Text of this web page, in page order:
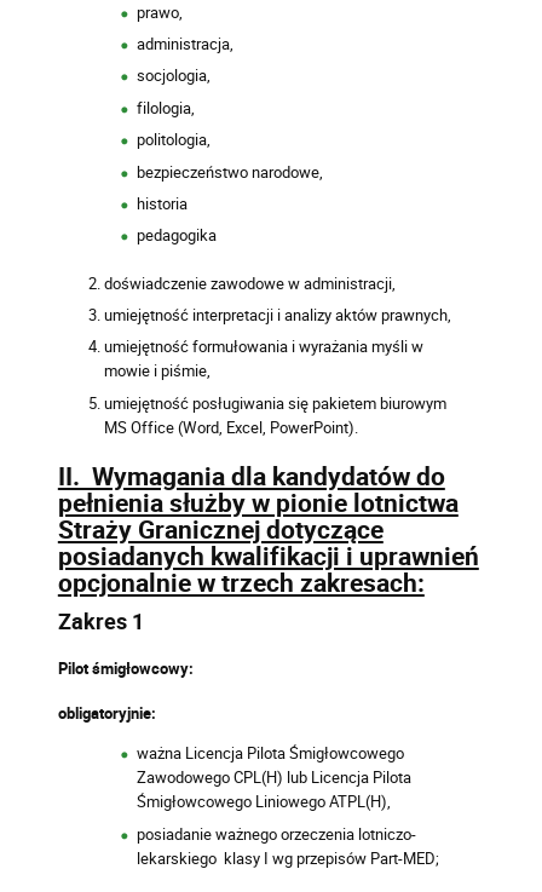
prawo,
administracja,
socjologia,
filologia,
politologia,
bezpieczeństwo narodowe,
historia
pedagogika
doświadczenie zawodowe w administracji,
umiejętność interpretacji i analizy aktów prawnych,
umiejętność formułowania i wyrażania myśli w
mowie i piśmie,
umiejętność posługiwania się pakietem biurowym
MS Office (Word, Excel, PowerPoint).
II. Wymagania dla kandydatów do
pełnienia służby w pionie lotnictwa
Straży Granicznej dotyczące
posiadanych kwalifikacji i uprawnień
opcjonalnie w trzech zakresach:
Zakres 1
Pilot śmigłowcowy:
obligatoryjnie:
ważna Licencja Pilota Śmigłowcowego
Zawodowego CPL(H) lub Licencja Pilota
Śmigłowcowego Liniowego ATPL(H),
posiadanie ważnego orzeczenia lotniczo-
lekarskiego klasy I wg przepisów Part-MED;